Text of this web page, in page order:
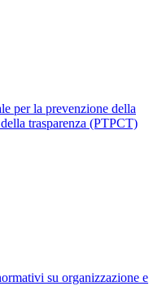
per la prevenzione della
trasparenza (PTPCT)
su organizzazione e